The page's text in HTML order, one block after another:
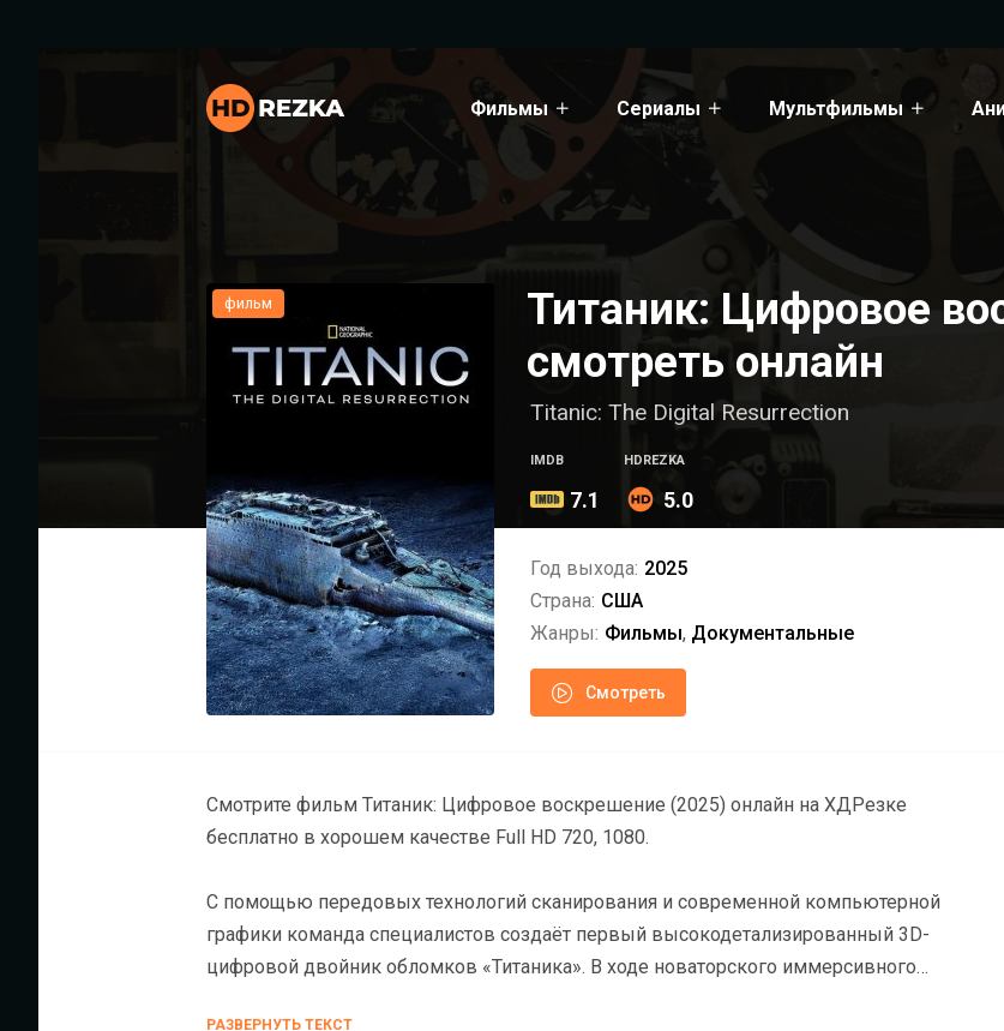
Фильмы Сериалы Мультфильмы
Титаник: Цифровое
смотреть онлайн
фильм
Titanic: The Digital Resurrection
IMDB
7.1
HDREZKA
5.0
Год выхода: 2025
Страна: США
Жанры: Фильмы, Документальные
Смотреть
Смотрите фильм Титаник: Цифровое воскрешение (2025) онлайн на ХДРезке
бесплатно в хорошем качестве Full HD 720, 1080.
С помощью передовых технологий сканирования и современной компьютерной
графики команда специалистов создаёт первый высокодетализированный 3D-
цифровой двойник обломков «Титаника». В ходе новаторского иммерсивного
РАЗВЕРНУТЬ ТЕКСТ